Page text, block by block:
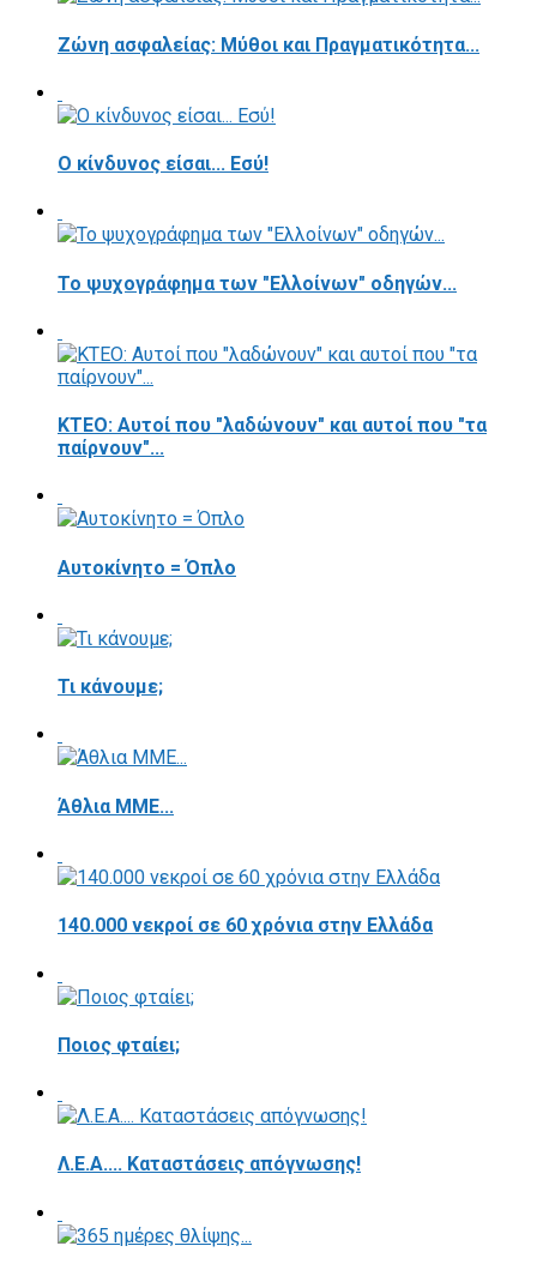
Ζώνη ασφαλείας: Μύθοι και Πραγματικότητα...
Ο κίνδυνος είσαι... Εσύ!
Το ψυχογράφημα των "Ελλοίνων" οδηγών...
ΚΤΕΟ: Αυτοί που "λαδώνουν" και αυτοί που "τα
παίρνουν"...
Αυτοκίνητο = Όπλο
Τι κάνουμε;
Άθλια ΜΜΕ...
140.000 νεκροί σε 60 χρόνια στην Ελλάδα
Ποιος φταίει;
Λ.Ε.Α.... Καταστάσεις απόγνωσης!